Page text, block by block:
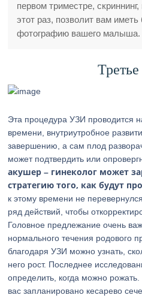
первом триместре,
этот раз, позволит вам
фотографию вашего малыша.
Эта процедура УЗИ проводится
времени, внутриутробное
завершению, а сам плод
может подтвердить или
акушер – гинеколог может
стратегию того, как будут
к этому времени не
ряд действий, чтобы
Головное предлежание очень
нормального течения родового
благодаря УЗИ можно узнать,
него рост. Последнее
определить, когда можно
вас запланировано кесарево